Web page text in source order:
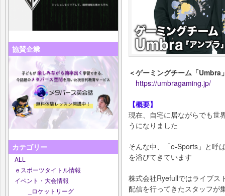
協賛企業
カテゴリー
ALL
ｅスポーツタイトル情報
イベント・大会情報
_ロケットリーグ
＜ゲーミングチーム「Umbra
https://umbragaming.jp/
【概要】
現在、自宅に居ながらでも世
うになりました
そんな中、「e-Sports」と呼
を浴びてきています
株式会社Ryefullではライブス
配信を行ってきたスタッフが